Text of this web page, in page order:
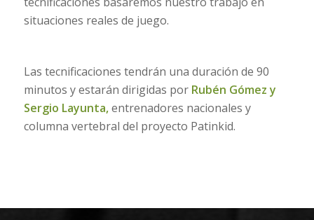
situaciones reales de juego.
Las tecnificaciones tendrán una duración de 90
minutos y estarán dirigidas porRubén Gómez y
Sergio Layunta,entrenadores nacionales y
columna vertebral del proyecto Patinkid.